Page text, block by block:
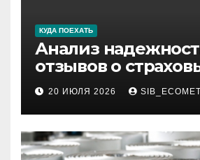
КУДА ПОЕХАТЬ
Анализ
отзывов о
компаниях по
года
20 ИЮЛЯ 2026